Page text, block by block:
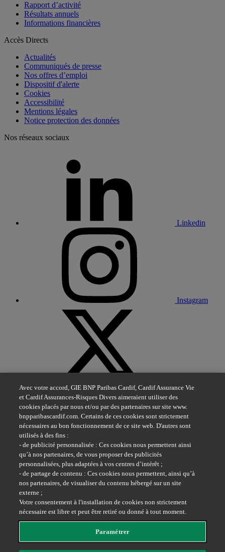
Rapport d’activité
Résultats annuels
Informations financières
Accès Directs
Actualités
Communiqués de presse
Nos offres d’emploi
Dispositif d'alerte
Cookies
Accessibilité
Mentions légales
Notice protection des données
Nos réseaux sociaux
Linkedin
Instagram
Avec votre accord, GIE BNP Paribas Cardif, Cardif Assurance Vie
et Cardif Assurances-Risques Divers aimeraient utiliser des
cookies placés par nous et/ou par des partenaires sur site www.
bnpparibascardif.com. Certains de ces cookies sont strictement
nécessaires au bon fonctionnement de ce site web. D'autres sont
utilisés à des fins :
- de publicité personnalisée : Ces cookies nous permettent ainsi
qu’à nos partenaires, de vous proposer des publicités
personnalisées, plus adaptées à vos centres d’intérêt ;
- de partage de contenu : Ces cookies nous permettent, ainsi qu’à
nos partenaires, de visualiser du contenu hébergé sur un site
externe ;
Votre consentement à l'installation de cookies non strictement
nécessaire est libre et peut être retiré ou donné à tout moment.
Paramétrer